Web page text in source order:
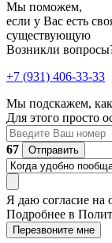
Мы поможем,
если у Вас есть
существующую
Возникли
+7 (931) 406-33-33
Мы подскажем,
Для этого просто
67
Отправить
Я даю согласие на
Подробнее в
Перезвоните мне